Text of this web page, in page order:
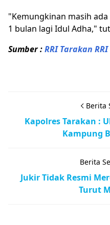
"Kemungkinan masih
1 bulan lagi Idul Adha,"
Sumber :RRI Tarakan
Berita
Kapolres Tarakan :
Kampung
Berita
Jukir Tidak Resmi
Turut